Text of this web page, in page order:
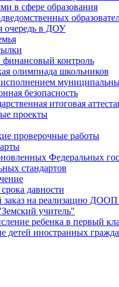
в сфере образования
очередь в ДОУ
контроль
олимпиада школьников
исполнением
безопасность
итоговая
проекты
проверочные работы
Федеральных
стандартов
давности
на реализацию ДООП
учитель"
ребенка в первый
детей иностранных